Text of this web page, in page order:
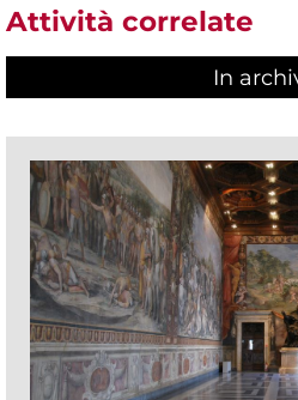
Attività correlate
In